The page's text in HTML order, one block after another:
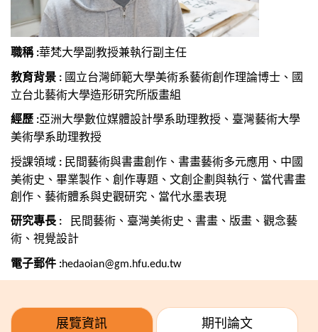
職稱:華梵大學副教授兼執行副主任
教育背景 : 國立台灣師範大學美術系藝術創作理論博士 、 國
立台北藝術大學造形研究所版畫組
經歷 :亞洲大學數位媒體設計學系助理教授 、 臺灣藝術大學
美術學系助理教授
授課領域 : 民間藝術與書畫創作、書畫藝術多元應用、中國
美術史、畢業製作、創作專題、文創企劃與執行 、 當代書畫
創作、藝術體系與史觀研究 、 當代水墨表現
研究專長 : 民間藝術、臺灣美術史 、書畫、版畫、觀念藝
術、視覺設計
電子郵件 :hedaoian@gm.hfu.edu.tw
展覽資訊 期刊論文